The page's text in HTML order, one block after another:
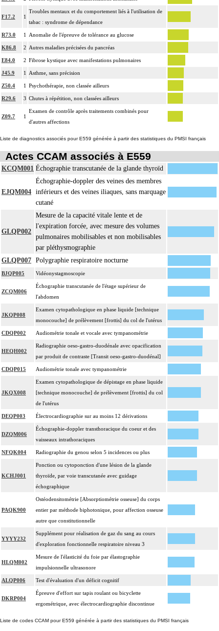
F17.2 1
Troubles mentaux et du comportement liés à l'utilisation de
tabac : syndrome de dépendance
R73.0 1 Anomalie de l'épreuve de tolérance au glucose
K86.8 2 Autres maladies précisées du pancréas
E84.0 2 Fibrose kystique avec manifestations pulmonaires
J45.9 1 Asthme, sans précision
Z50.4 1 Psychothérapie, non classée ailleurs
R29.6 3 Chutes à répétition, non classées ailleurs
Z09.7 1
Examen de contrôle après traitements combinés pour
d'autres affections
Liste de diagnostics associés pour E559 générée à partir des statistiques du PMSI français
Actes CCAM associés à E559
KCQM001 Échographie transcutanée de la glande thyroïd
EJQM004
Échographie-doppler des veines des membres
inférieurs et des veines iliaques, sans marquage
cutané
GLQP002
Mesure de la capacité vitale lente et de
l'expiration forcée, avec mesure des volumes
pulmonaires mobilisables et non mobilisables
par pléthysmographie
GLQP007 Polygraphie respiratoire nocturne
BJQP005 Vidéonystagmoscopie
ZCQM006
Échographie transcutanée de l'étage supérieur de
l'abdomen
JKQP008
Examen cytopathologique en phase liquide [technique
monocouche] de prélèvement [frottis] du col de l'utérus
CDQP002 Audiométrie tonale et vocale avec tympanométrie
HEQH002
Radiographie oeso-gastro-duodénale avec opacification
par produit de contraste [Transit oeso-gastro-duodénal]
CDQP015 Audiométrie tonale avec tympanométrie
JKQX008
Examen cytopathologique de dépistage en phase liquide
[technique monocouche] de prélèvement [frottis] du col
de l'utérus
DEQP003 Électrocardiographie sur au moins 12 dérivations
DZQM006
Échographie-doppler transthoracique du coeur et des
vaisseaux intrathoraciques
NFQK004 Radiographie du genou selon 5 incidences ou plus
KCHJ001
Ponction ou cytoponction d'une lésion de la glande
thyroïde, par voie transcutanée avec guidage
échographique
PAQK900
Ostéodensitométrie [Absorptiométrie osseuse] du corps
entier par méthode biphotonique, pour affection osseuse
autre que constitutionnelle
YYYY232
Supplément pour réalisation de gaz du sang au cours
d'exploration fonctionnelle respiratoire niveau 3
HLQM002
Mesure de l'élasticité du foie par élastographie
impulsionnelle ultrasonore
ALQP006 Test d'évaluation d'un déficit cognitif
DKRP004
Épreuve d'effort sur tapis roulant ou bicyclette
ergométrique, avec électrocardiographie discontinue
Liste de codes CCAM pour E559 générée à partir des statistiques du PMSI français